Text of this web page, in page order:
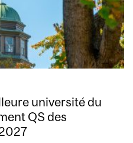
université du
QS des